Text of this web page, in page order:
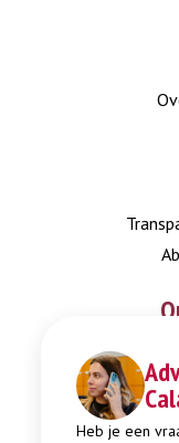
Heb je een